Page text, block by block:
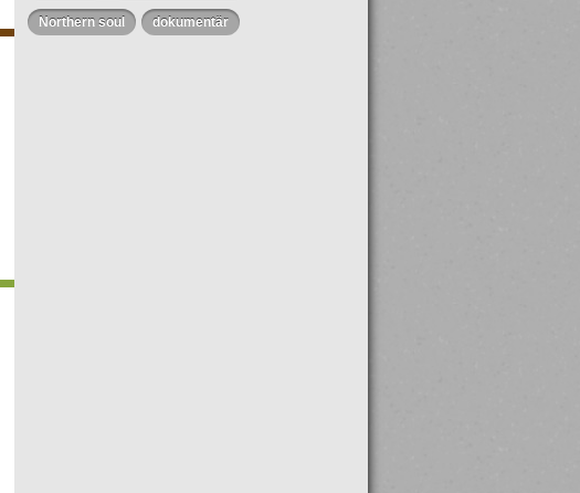
Northern soul dokumentär